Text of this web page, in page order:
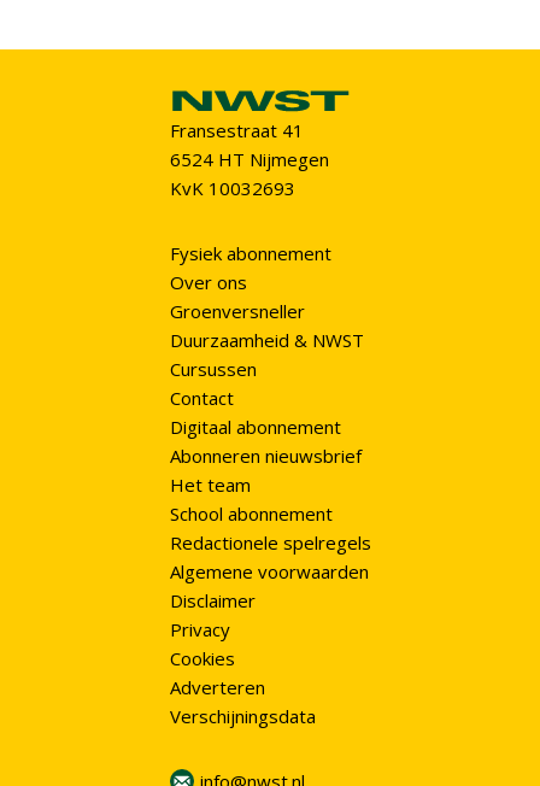
Fransestraat 41
6524 HT Nijmegen
KvK 10032693
Fysiek abonnement
Over ons
Groenversneller
Duurzaamheid & NWST
Cursussen
Contact
Digitaal abonnement
Abonneren nieuwsbrief
Het team
School abonnement
Redactionele spelregels
Algemene voorwaarden
Disclaimer
Privacy
Cookies
Adverteren
Verschijningsdata